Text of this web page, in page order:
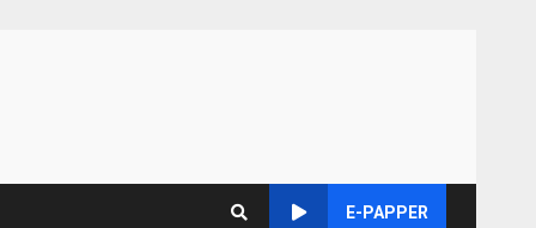
E-PAPPER